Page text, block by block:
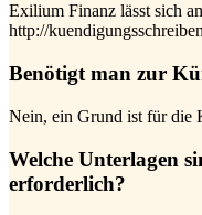
Exilium Finanz lässt sich
http://
Benötigt man zur
Nein, ein Grund ist für die
Welche Unterlagen
erforderlich?